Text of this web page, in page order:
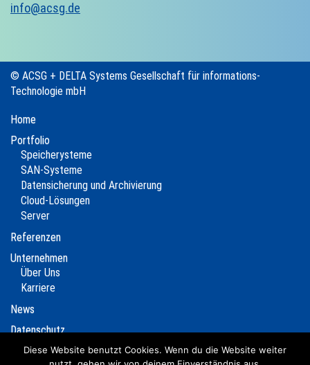
info@acsg.de
© ACSG + DELTA Systems Gesellschaft für informations-
Technologie mbH
Home
Portfolio
Speicherysteme
SAN-Systeme
Datensicherung und Archivierung
Cloud-Lösungen
Server
Referenzen
Unternehmen
Über Uns
Karriere
News
Datenschutz
Impressum
Diese Website benutzt Cookies. Wenn du die Website weiter